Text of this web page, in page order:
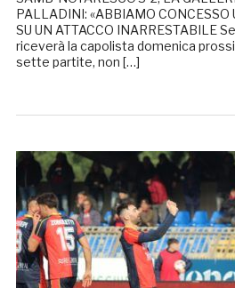
PALLADINI: «ABBIAMO CONCESSO
SU UN ATTACCO INARRESTABILE
riceverà la capolista domenica
sette partite, non […]